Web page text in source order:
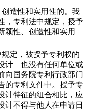
造性和实用性的。我
，专利法中规定，授予
颖性、创造性和实用
定，被授予专利权的
计，也没有任何单位或
向国务院专利行政部门
的专利文件中。授予专
计特征的组合相比，应
计不得与他人在申请日